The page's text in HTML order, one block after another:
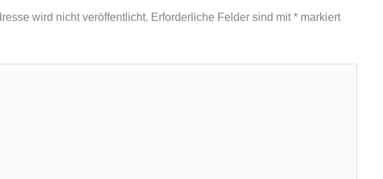
wird nicht veröffentlicht. Erforderliche Felder sind mit*markiert